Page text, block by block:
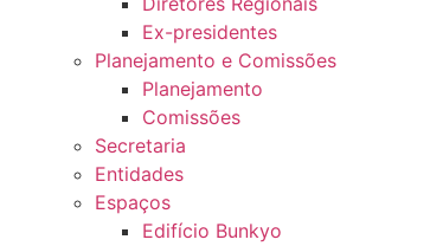
Ex-presidentes
Planejamento e Comissões
Planejamento
Comissões
Secretaria
Entidades
Espaços
Edifício Bunkyo